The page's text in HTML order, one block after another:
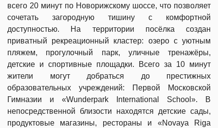
всего 20 минут по Новорижскому шоссе, что позволяет
сочетать загородную тишину с комфортной
доступностью. На территории посёлка создан
приватный рекреационный кластер: озеро с уютным
пляжем, прогулочный парк, уличные тренажёры,
детские и спортивные площадки. Всего за 10 минут
жители могут добраться до престижных
образовательных учреждений: Первой Московской
Гимназии и «Wunderpark International School». В
непосредственной близости находятся детские сады,
продуктовые магазины, рестораны и «Novaya Riga